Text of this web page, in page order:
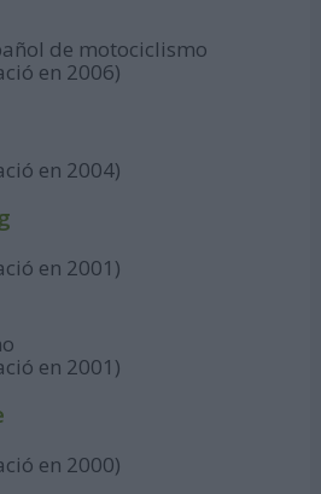
de motociclismo
en 2006)
en 2004)
en 2001)
en 2001)
en 2000)